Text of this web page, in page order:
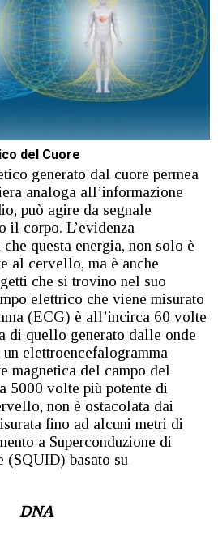
del Cuore
generato dal cuore permea
analoga all’informazione
può agire da segnale
il corpo. L’evidenza
questa energia, non solo è
al cervello, ma è anche
che si trovino nel suo
elettrico che viene misurato
(ECG) è all’incirca 60 volte
di quello generato dalle onde
elettroencefalogramma
magnetica del campo del
5000 volte più potente di
non è ostacolata dai
fino ad alcuni metri di
a Superconduzione di
(SQUID) basato su
DNA